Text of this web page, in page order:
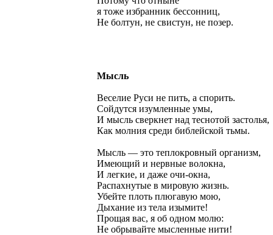
я тоже избранник бессонниц,
Не болтун, не свистун, не позер.
Мысль
Веселие Руси не пить, а спорить.
Сойдутся изумленные умы,
И мысль сверкнет над теснотой застолья,
Как молния среди библейской тьмы.
Мысль — это теплокровный организм,
Имеющий и нервные волокна,
И легкие, и даже очи-окна,
Распахнутые в мировую жизнь.
Убейте плоть плюгавую мою,
Дыхание из тела изымите!
Прощая вас, я об одном молю:
Не обрывайте мысленные нити!